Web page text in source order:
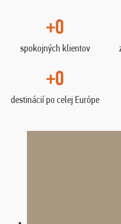
+0
spokojných klientov
+0
destinácií po celej Európe